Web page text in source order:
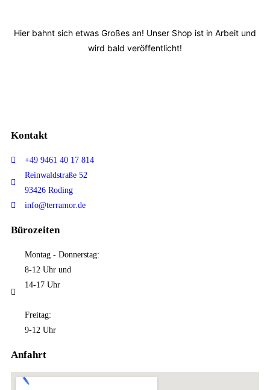
Hier bahnt sich etwas Großes an! Unser Shop ist in Arbeit und
wird bald veröffentlicht!
Kontakt
+49 9461 40 17 814
Reinwaldstraße 52
93426 Roding
info@terramor.de
Bürozeiten
Montag - Donnerstag:
8-12 Uhr und
14-17 Uhr
Freitag:
9-12 Uhr
Anfahrt